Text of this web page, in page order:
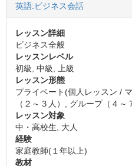
英語:ビジネス会話
レッスン詳細
ビジネス全般
レッスンレベル
初級, 中級, 上級
レッスン形態
プライベート(個人レッスン /
（２～３人）, グループ（４～
レッスン対象
中・高校生, 大人
経験
家庭教師(１年以上)
教材